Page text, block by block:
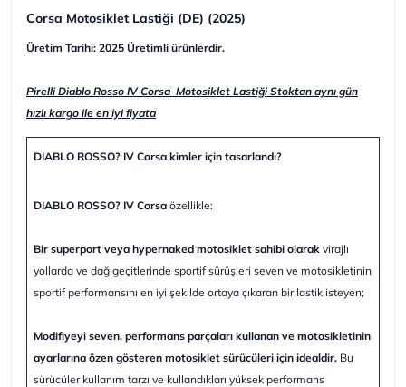
Corsa Motosiklet Lastiği (DE) (2025)
Üretim Tarihi: 2025 Üretimli ürünlerdir.
Pirelli Diablo Rosso IV Corsa Motosiklet Lastiği Stoktan aynı gün
hızlı kargo ile en iyi fiyata
DIABLO ROSSO? IV Corsa kimler için tasarlandı?
DIABLO ROSSO? IV Corsa özellikle:
Bir superport veya hypernaked motosiklet sahibi olarak virajlı
yollarda ve dağ geçitlerinde sportif sürüşleri seven ve motosikletinin
sportif performansını en iyi şekilde ortaya çıkaran bir lastik isteyen;
Modifiyeyi seven, performans parçaları kullanan ve motosikletinin
ayarlarına özen gösteren motosiklet sürücüleri için idealdir. Bu
sürücüler kullanım tarzı ve kullandıkları yüksek performans